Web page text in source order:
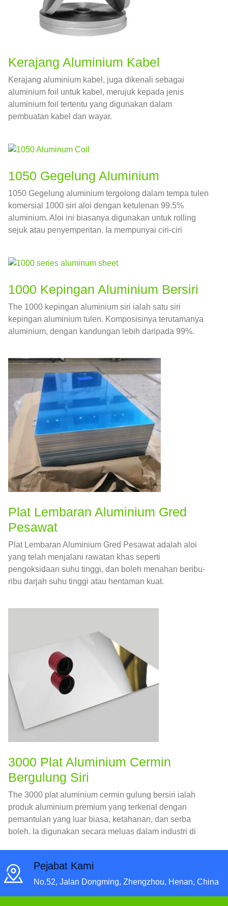
Kerajang Aluminium Kabel
Kerajang aluminium kabel, juga dikenali sebagai
aluminium foil untuk kabel, merujuk kepada jenis
aluminium foil tertentu yang digunakan dalam
pembuatan kabel dan wayar.
1050 Gegelung Aluminium
1050 Gegelung aluminium tergolong dalam tempa tulen
komersial 1000 siri aloi dengan ketulenan 99.5%
aluminium. Aloi ini biasanya digunakan untuk rolling
sejuk atau penyemperitan. Ia mempunyai ciri-ciri
1000 Kepingan Aluminium Bersiri
The 1000 kepingan aluminium siri ialah satu siri
kepingan aluminium tulen. Komposisinya terutamanya
aluminium, dengan kandungan lebih daripada 99%.
Plat Lembaran Aluminium Gred
Pesawat
Plat Lembaran Aluminium Gred Pesawat adalah aloi
yang telah menjalani rawatan khas seperti
pengoksidaan suhu tinggi, dan boleh menahan beribu-
ribu darjah suhu tinggi atau hentaman kuat.
3000 Plat Aluminium Cermin
Bergulung Siri
The 3000 plat aluminium cermin gulung bersiri ialah
produk aluminium premium yang terkenal dengan
pemantulan yang luar biasa, ketahanan, dan serba
boleh. Ia digunakan secara meluas dalam industri di
Pejabat Kami
No.52, Jalan Dongming, Zhengzhou, Henan, China